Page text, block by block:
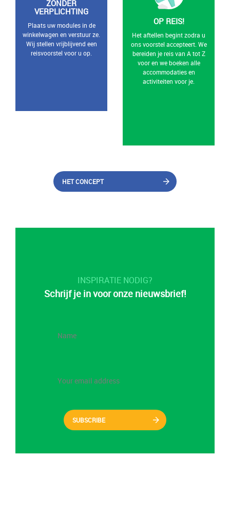
ZONDER
VERPLICHTING
Plaats uw modules in de
winkelwagen en verstuur ze.
Wij stellen vrijblijvend een
reisvoorstel voor u op.
OP REIS!
Het aftellen begint zodra u
ons voorstel accepteert. We
bereiden je reis van A tot Z
voor en we boeken alle
accommodaties en
activiteiten voor je.
HET CONCEPT
INSPIRATIE NODIG?
Schrijf je in voor onze nieuwsbrief!
SUBSCRIBE